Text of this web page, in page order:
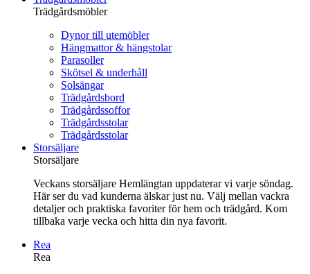
Trädgårdsmöbler
Dynor till utemöbler
Hängmattor & hängstolar
Parasoller
Skötsel & underhåll
Solsängar
Trädgårdsbord
Trädgårdssoffor
Trädgårdsstolar
Trädgårdsstolar
Storsäljare
Storsäljare
Veckans storsäljare Hemlängtan uppdaterar vi varje söndag.
Här ser du vad kunderna älskar just nu. Välj mellan vackra
detaljer och praktiska favoriter för hem och trädgård. Kom
tillbaka varje vecka och hitta din nya favorit.
Rea
Rea